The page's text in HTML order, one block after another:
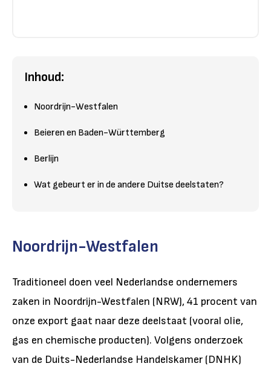
Inhoud:
Noordrijn-Westfalen
Beieren en Baden-Württemberg
Berlijn
Wat gebeurt er in de andere Duitse deelstaten?
Noordrijn-Westfalen
Traditioneel doen veel Nederlandse ondernemers
zaken in Noordrijn-Westfalen (NRW), 41 procent van
onze export gaat naar deze deelstaat (vooral olie,
gas en chemische producten). Volgens onderzoek
van de Duits-Nederlandse Handelskamer (DNHK)